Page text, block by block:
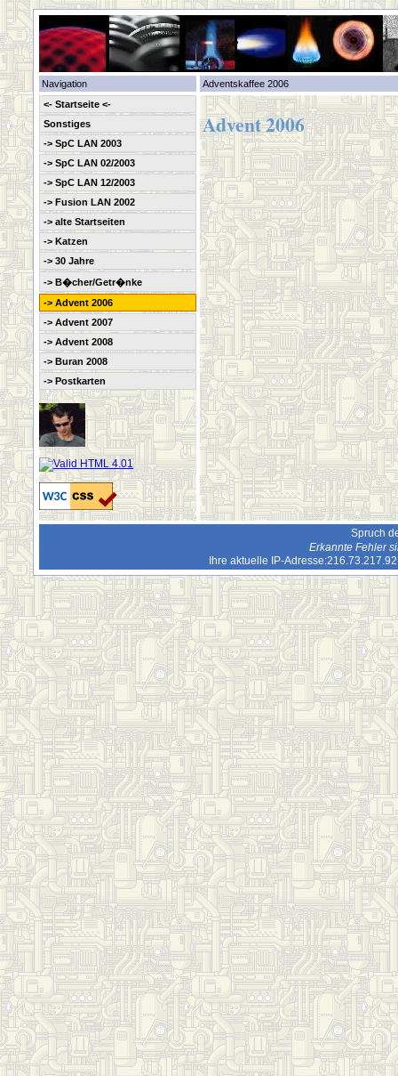
Navigation
Adventskaffee 2006
<- Startseite <-
Sonstiges
-> SpC LAN 2003
-> SpC LAN 02/2003
-> SpC LAN 12/2003
-> Fusion LAN 2002
-> alte Startseiten
-> Katzen
-> 30 Jahre
-> B�cher/Getr�nke
-> Advent 2006
-> Advent 2007
-> Advent 2008
-> Buran 2008
-> Postkarten
Advent 2006
Spruch
Erkannte Fehler
Ihre aktuelle IP-